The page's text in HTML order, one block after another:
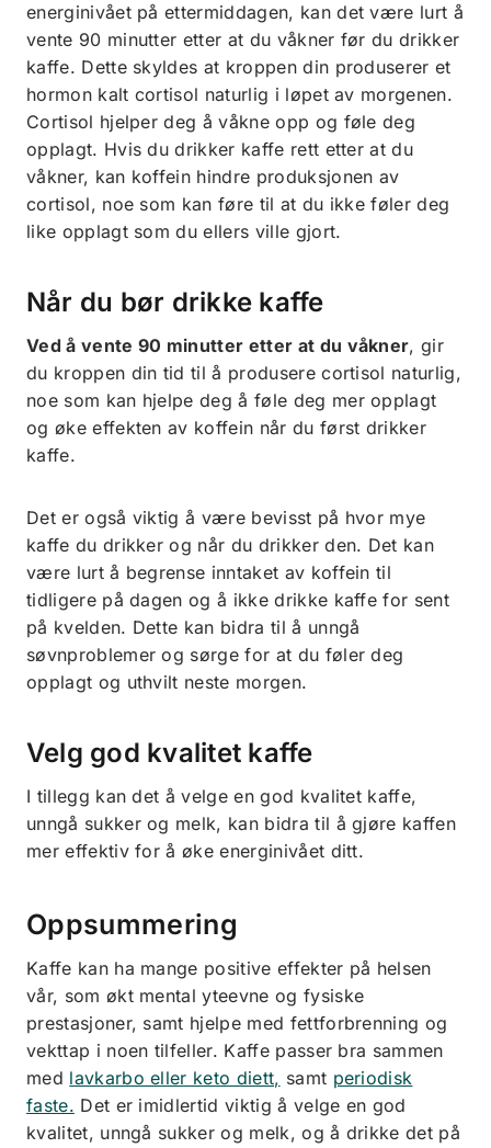
energinivået på ettermiddagen, kan det være lurt å
vente 90 minutter etter at du våkner før du drikker
kaffe. Dette skyldes at kroppen din produserer et
hormon kalt cortisol naturlig i løpet av morgenen.
Cortisol hjelper deg å våkne opp og føle deg
opplagt. Hvis du drikker kaffe rett etter at du
våkner, kan koffein hindre produksjonen av
cortisol, noe som kan føre til at du ikke føler deg
like opplagt som du ellers ville gjort.
Når du bør drikke kaffe
Ved å vente 90 minutter etter at du våkner, gir
du kroppen din tid til å produsere cortisol naturlig,
noe som kan hjelpe deg å føle deg mer opplagt
og øke effekten av koffein når du først drikker
kaffe.
Det er også viktig å være bevisst på hvor mye
kaffe du drikker og når du drikker den. Det kan
være lurt å begrense inntaket av koffein til
tidligere på dagen og å ikke drikke kaffe for sent
på kvelden. Dette kan bidra til å unngå
søvnproblemer og sørge for at du føler deg
opplagt og uthvilt neste morgen.
Velg god kvalitet kaffe
I tillegg kan det å velge en god kvalitet kaffe,
unngå sukker og melk, kan bidra til å gjøre kaffen
mer effektiv for å øke energinivået ditt.
Oppsummering
Kaffe kan ha mange positive effekter på helsen
vår, som økt mental yteevne og fysiske
prestasjoner, samt hjelpe med fettforbrenning og
vekttap i noen tilfeller. Kaffe passer bra sammen
med lavkarbo eller keto diett, samt periodisk
faste. Det er imidlertid viktig å velge en god
kvalitet, unngå sukker og melk, og å drikke det på